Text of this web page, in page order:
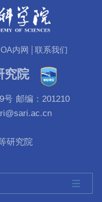
OA内网 联系我们
究院
号 邮编：201210
研究院